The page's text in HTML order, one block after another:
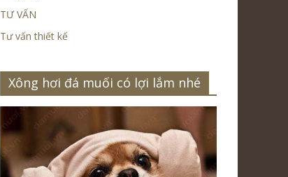
TƯ VẤN
Tư vấn thiết kế
Xông hơi đá muối có lợi lắm nhé